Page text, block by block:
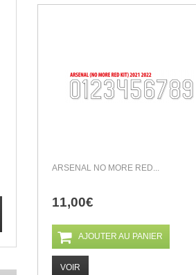
ARSENAL NO MORE RED...
11,00€
AJOUTER AU PANIER
VOIR